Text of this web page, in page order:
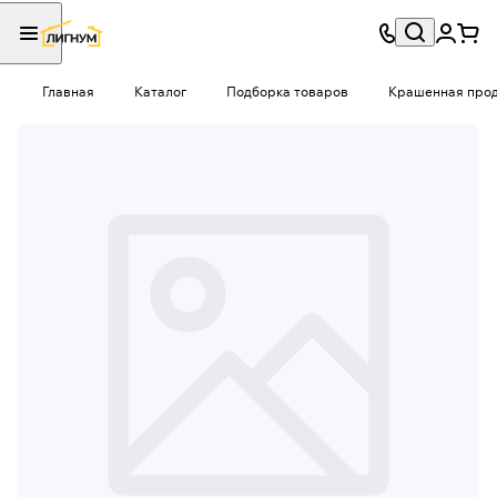
Главная Каталог Подборка товаров Крашенная